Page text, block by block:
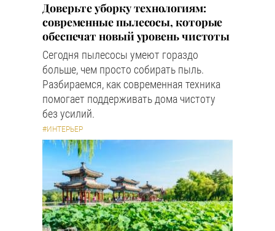
Доверьте уборку технологиям:
современные пылесосы, которые
обеспечат новый уровень чистоты
Сегодня пылесосы умеют гораздо
больше, чем просто собирать пыль.
Разбираемся, как современная техника
помогает поддерживать дома чистоту
без усилий.
#ИНТЕРЬЕР